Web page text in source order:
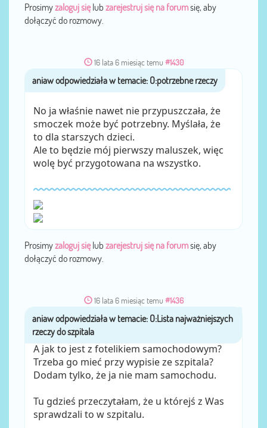
Prosimyzaloguj sięlub zarejestruj się na forumsię, aby
dołączyć do rozmowy.
16 lata 6 miesiąc temu #1430
przezaniaw
No ja właśnie nawet nie przypuszczała, że
smoczek może być potrzebny. Myślała, że
to dla starszych dzieci.
Ale to będzie mój pierwszy maluszek, więc
wolę być przygotowana na wszystko.
Prosimyzaloguj sięlub zarejestruj się na forumsię, aby
dołączyć do rozmowy.
16 lata 6 miesiąc temu #1436
przezaniaw
A jak to jest z fotelikiem samochodowym?
Trzeba go mieć przy wypisie ze szpitala?
Dodam tylko, że ja nie mam samochodu.
Tu gdzieś przeczytałam, że u którejś z Was
sprawdzali to w szpitalu.